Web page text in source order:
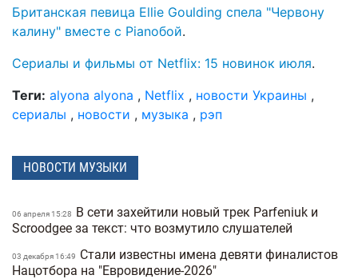
Британская певица Ellie Goulding спела "Червону
калину" вместе с Pianoбой.
Сериалы и фильмы от Netflix: 15 новинок июля.
Теги: alyona alyona , Netflix , новости Украины ,
сериалы , новости , музыка , рэп
НОВОСТИ МУЗЫКИ
06 апреля 15:28
В сети захейтили новый трек Parfeniuk и
Scroodgee за текст: что возмутило слушателей
03 декабря 16:49
Стали известны имена девяти финалистов
Нацотбора на "Евровидение-2026"